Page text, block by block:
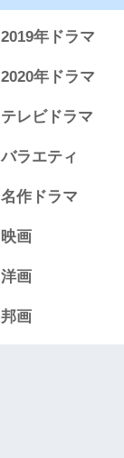
2019年ドラマ
2020年ドラマ
テレビドラマ
バラエティ
名作ドラマ
映画
洋画
邦画